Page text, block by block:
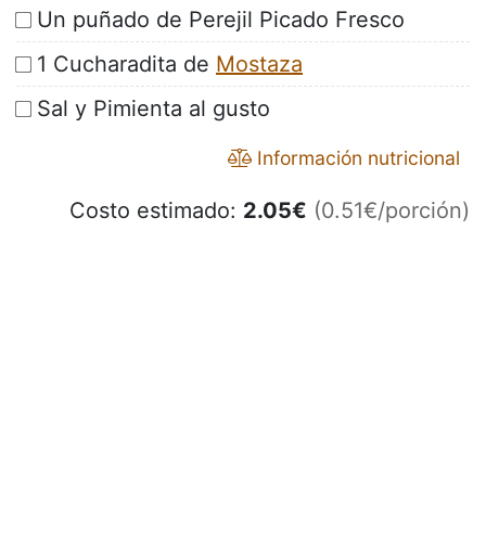
Un puñado de Perejil Picado Fresco
1 Cucharadita de Mostaza
Sal y Pimienta al gusto
Información nutricional
Costo estimado: 2.05€ (0.51€/porción)